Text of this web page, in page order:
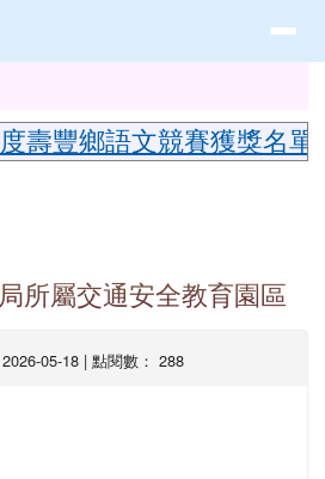
壽豐鄉語文競賽獲獎名
所屬交通安全教育園區
05-18 | 點閱數： 288